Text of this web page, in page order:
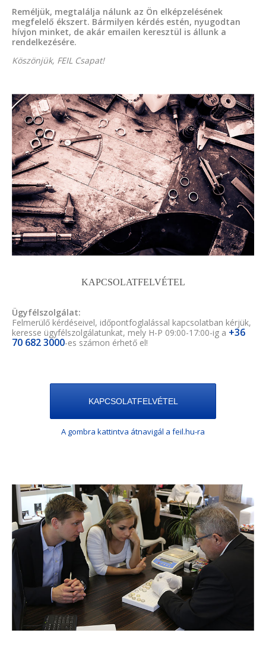
Reméljük, megtalálja nálunk az Ön elképzelésének
megfelelő ékszert. Bármilyen kérdés estén, nyugodtan
hívjon minket, de akár emailen keresztül is állunk a
rendelkezésére.
Köszönjük, FEIL Csapat!
KAPCSOLATFELVÉTEL
Ügyfélszolgálat:
Felmerülő kérdéseivel, időpontfoglalással kapcsolatban kérjük,
keresse ügyfélszolgálatunkat, mely H-P 09:00-17:00-ig a +36
70 682 3000-es számon érhető el!
KAPCSOLATFELVÉTEL
A gombra kattintva átnavigál a feil.hu-ra